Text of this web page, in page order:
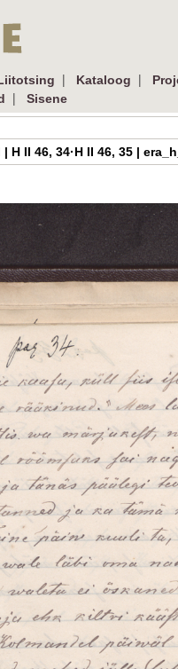
| Kataloog |
| Sisene
H II 46, 34·H II 46, 35 |